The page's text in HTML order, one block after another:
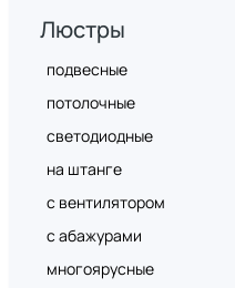
Люстры
подвесные
потолочные
светодиодные
на штанге
с вентилятором
с абажурами
многоярусные